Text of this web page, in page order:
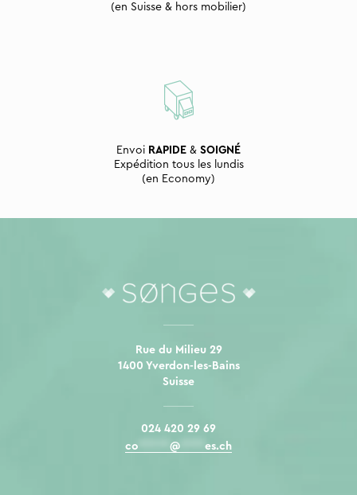
(en Suisse & hors mobilier)
Envoi RAPIDE & SOIGNÉ
Expédition tous les lundis
(en Economy)
Rue du Milieu 29
1400 Yverdon-les-Bains
Suisse
024 420 29 69
co
@ es.ch